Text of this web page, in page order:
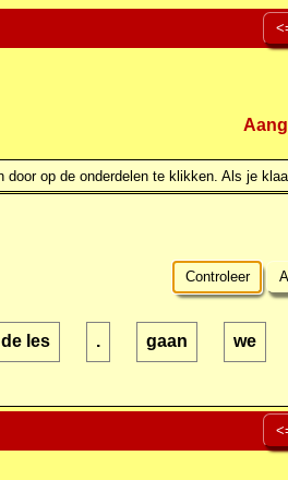
door op de onderdelen te klikken. Als je
Controleer
de les . gaan we